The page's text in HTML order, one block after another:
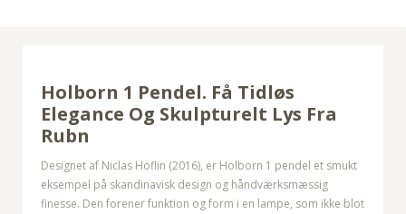
Holborn 1 Pendel. Få Tidløs
Elegance Og Skulpturelt Lys Fra
Rubn
Designet af Niclas Hoflin (2016), er Holborn 1 pendel et smukt
eksempel på skandinavisk design og håndværksmæssig
finesse. Den forener funktion og form i en lampe, som ikke blot